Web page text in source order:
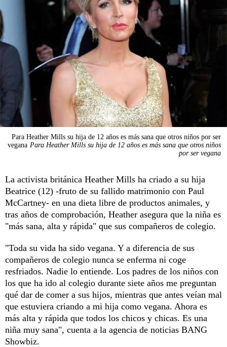
Para Heather Mills su hija de 12 años es más sana que otros niños por ser
vegana Para Heather Mills su hija de 12 años es más sana que otros niños
por ser vegana
La activista británica Heather Mills ha criado a su hija
Beatrice (12) -fruto de su fallido matrimonio con Paul
McCartney- en una dieta libre de productos animales, y
tras años de comprobación, Heather asegura que la niña es
"más sana, alta y rápida" que sus compañeros de colegio.
"Toda su vida ha sido vegana. Y a diferencia de sus
compañeros de colegio nunca se enferma ni coge
resfriados. Nadie lo entiende. Los padres de los niños con
los que ha ido al colegio durante siete años me preguntan
qué dar de comer a sus hijos, mientras que antes veían mal
que estuviera criando a mi hija como vegana. Ahora es
más alta y rápida que todos los chicos y chicas. Es una
niña muy sana", cuenta a la agencia de noticias BANG
Showbiz.